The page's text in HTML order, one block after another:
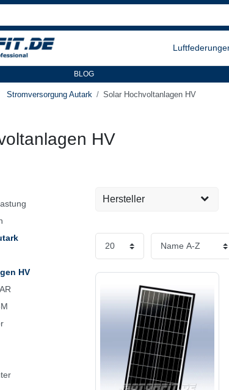
BLOG
Stromversorgung Autark Solar Hochvoltanlagen HV
HV
HV
Hersteller